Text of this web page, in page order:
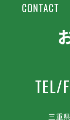
CONTACT
TEL/
三重